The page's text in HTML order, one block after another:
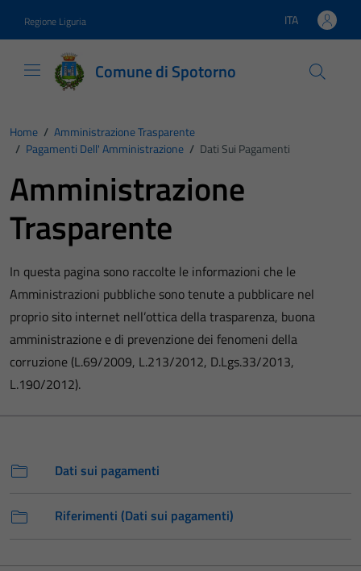
Regione Liguria Lingua attiva:
ITA
Comune di Spotorno
Home / Amministrazione Trasparente
/ Pagamenti Dell' Amministrazione / Dati Sui Pagamenti
Amministrazione
Trasparente
In questa pagina sono raccolte le informazioni che le
Amministrazioni pubbliche sono tenute a pubblicare nel
proprio sito internet nell’ottica della trasparenza, buona
amministrazione e di prevenzione dei fenomeni della
corruzione (L.69/2009, L.213/2012, D.Lgs.33/2013,
L.190/2012).
Dati sui pagamenti
Riferimenti (Dati sui pagamenti)